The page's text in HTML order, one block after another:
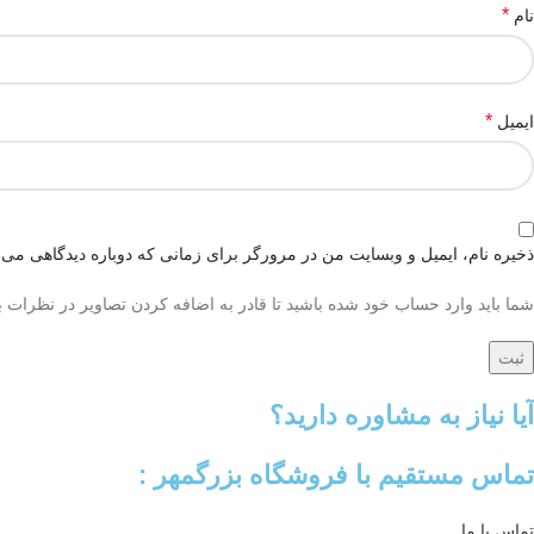
نام *
ایمیل *
ذخیره نام، ایمیل و وبسایت من در مرورگر برای زمانی که دوباره دیدگاهی
شما باید وارد حساب خود شده باشید تا قادر به اضافه کردن تصاویر در نظرات
آیا نیاز به مشاوره دارید؟
تماس مستقیم با فروشگاه بزرگمهر :